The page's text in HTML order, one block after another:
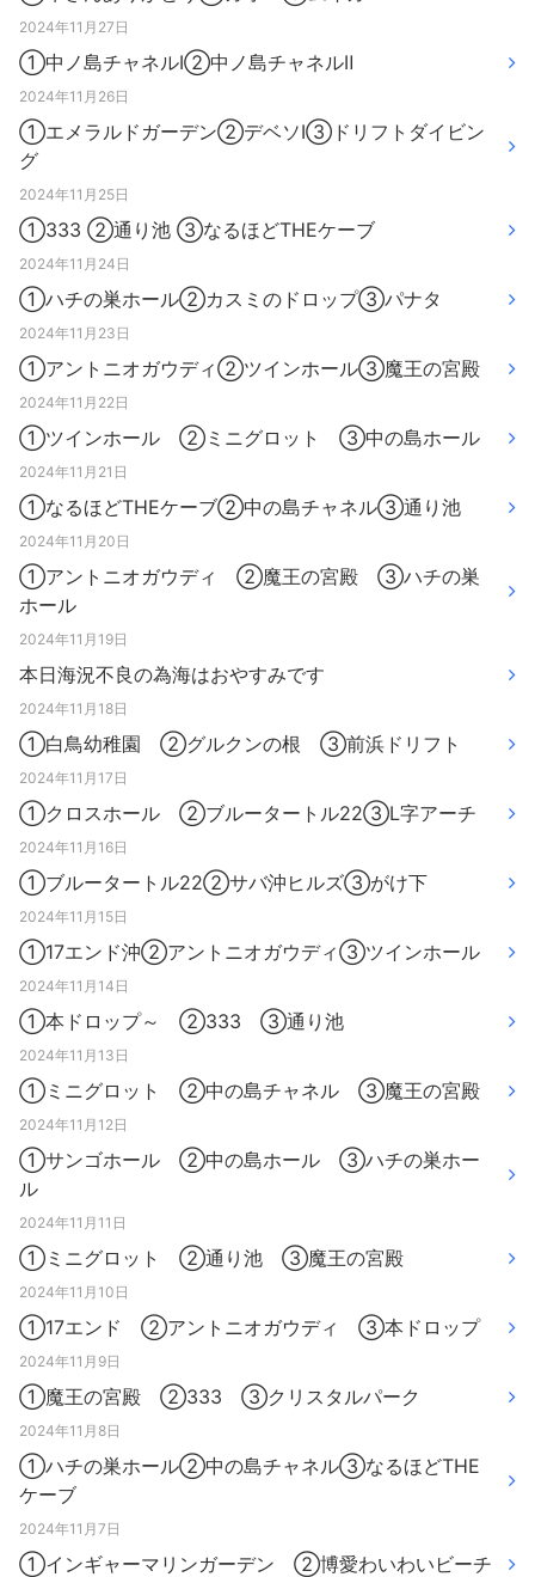
2024年11月27日
①中ノ島チャネルⅠ②中ノ島チャネルⅡ
2024年11月26日
①エメラルドガーデン②デベソⅠ③ドリフトダイビン
グ
2024年11月25日
①333 ②通り池 ③なるほどTHEケーブ
2024年11月24日
①ハチの巣ホール②カスミのドロップ③パナタ
2024年11月23日
①アントニオガウディ②ツインホール③魔王の宮殿
2024年11月22日
①ツインホール ②ミニグロット ③中の島ホール
2024年11月21日
①なるほどTHEケーブ②中の島チャネル③通り池
2024年11月20日
①アントニオガウディ ②魔王の宮殿 ③ハチの巣
ホール
2024年11月19日
本日海況不良の為海はおやすみです
2024年11月18日
①白鳥幼稚園 ②グルクンの根 ③前浜ドリフト
2024年11月17日
①クロスホール ②ブルータートル22③L字アーチ
2024年11月16日
①ブルータートル22②サバ沖ヒルズ③がけ下
2024年11月15日
①17エンド沖②アントニオガウディ③ツインホール
2024年11月14日
①本ドロップ～ ②333 ③通り池
2024年11月13日
①ミニグロット ②中の島チャネル ③魔王の宮殿
2024年11月12日
①サンゴホール ②中の島ホール ③ハチの巣ホー
ル
2024年11月11日
①ミニグロット ②通り池 ③魔王の宮殿
2024年11月10日
①17エンド ②アントニオガウディ ③本ドロップ
2024年11月9日
①魔王の宮殿 ②333 ③クリスタルパーク
2024年11月8日
①ハチの巣ホール②中の島チャネル③なるほどTHE
ケーブ
2024年11月7日
①インギャーマリンガーデン ②博愛わいわいビーチ